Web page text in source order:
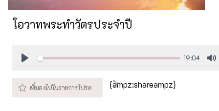
โอวาทพระทำวัตรประจำปี
19:04
{ampz:shareampz}